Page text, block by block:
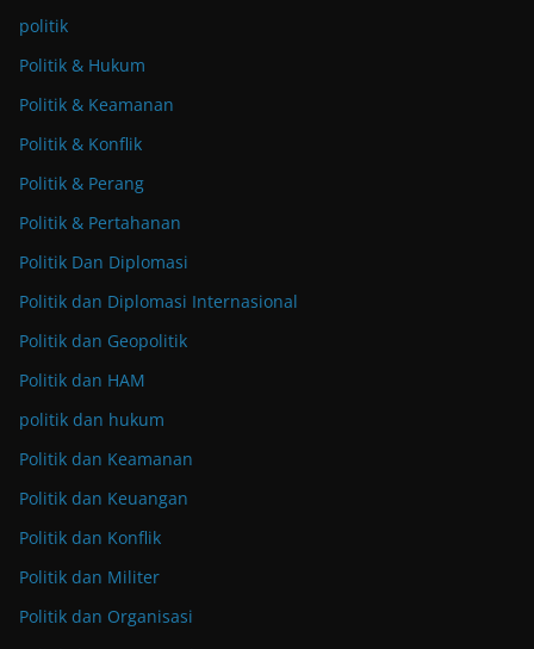
politik
Politik & Hukum
Politik & Keamanan
Politik & Konflik
Politik & Perang
Politik & Pertahanan
Politik Dan Diplomasi
Politik dan Diplomasi Internasional
Politik dan Geopolitik
Politik dan HAM
politik dan hukum
Politik dan Keamanan
Politik dan Keuangan
Politik dan Konflik
Politik dan Militer
Politik dan Organisasi